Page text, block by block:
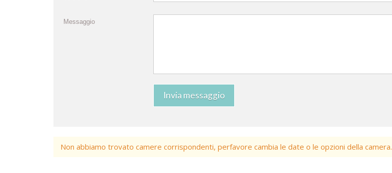
Messaggio
Invia messaggio
Non abbiamo trovato camere corrispondenti, perfavore cambia le date o le opzioni della camera.